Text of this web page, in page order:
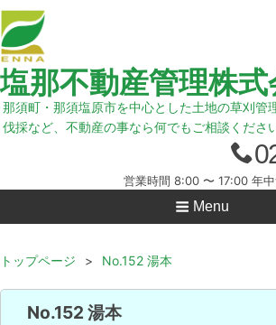
塩那不動産管理株式
那須町・那須塩原市を中心とした土地の草刈管
伐採など、不動産の事なら何でもご相談ください
営業時間 8:00 〜 17:00 年中
Menu
トップページ > No.152 湯本
No.152 湯本